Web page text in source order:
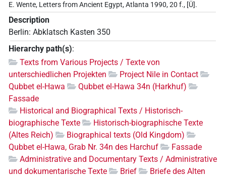
E. Wente, Letters from Ancient Egypt, Atlanta 1990, 20 f., [Ü].
Description
Berlin: Abklatsch Kasten 350
Hierarchy path(s):
Texts from Various Projects / Texte von
unterschiedlichen Projekten
Project Nile in Contact
Qubbet el-Hawa
Qubbet el-Hawa 34n (Harkhuf)
Fassade
Historical and Biographical Texts / Historisch-
biographische Texte
Historisch-biographische Texte
(Altes Reich)
Biographical texts (Old Kingdom)
Qubbet el-Hawa, Grab Nr. 34n des Harchuf
Fassade
Administrative and Documentary Texts / Administrative
und dokumentarische Texte
Brief
Briefe des Alten